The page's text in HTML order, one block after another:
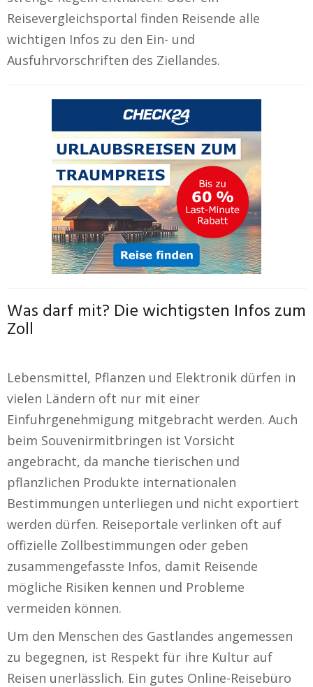
Reisevergleichsportal finden Reisende alle
wichtigen Infos zu den Ein- und
Ausfuhrvorschriften des Ziellandes.
Was darf mit? Die wichtigsten Infos zum
Zoll
Lebensmittel, Pflanzen und Elektronik dürfen in
vielen Ländern oft nur mit einer
Einfuhrgenehmigung mitgebracht werden. Auch
beim Souvenirmitbringen ist Vorsicht
angebracht, da manche tierischen und
pflanzlichen Produkte internationalen
Bestimmungen unterliegen und nicht exportiert
werden dürfen. Reiseportale verlinken oft auf
offizielle Zollbestimmungen oder geben
zusammengefasste Infos, damit Reisende
mögliche Risiken kennen und Probleme
vermeiden können.
Um den Menschen des Gastlandes angemessen
zu begegnen, ist Respekt für ihre Kultur auf
Reisen unerlässlich. Ein gutes Online-Reisebüro